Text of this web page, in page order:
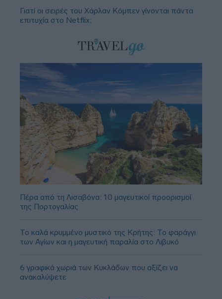
Γιατί οι σειρές του Χάρλαν Κόμπεν γίνονται πάντα
επιτυχία στο Netflix;
Πέρα από τη Λισαβόνα: 10 μαγευτικοί προορισμοί
της Πορτογαλίας
Το καλά κρυμμένο μυστικό της Κρήτης: Το φαράγγι
των Αγίων και η μαγευτική παραλία στο Λιβυκό
6 γραφικά χωριά των Κυκλάδων που αξίζει να
ανακαλύψετε